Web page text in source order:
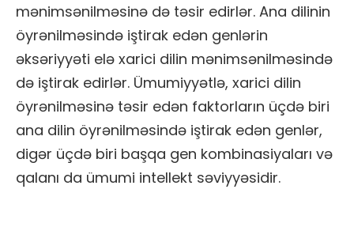
mənimsənilməsinə də təsir edirlər. Ana dilinin
öyrənilməsində iştirak edən genlərin
əksəriyyəti elə xarici dilin mənimsənilməsində
də iştirak edirlər. Ümumiyyətlə, xarici dilin
öyrənilməsinə təsir edən faktorların üçdə biri
ana dilin öyrənilməsində iştirak edən genlər,
digər üçdə biri başqa gen kombinasiyaları və
qalanı da ümumi intellekt səviyyəsidir.